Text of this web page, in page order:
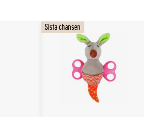
Sista chansen